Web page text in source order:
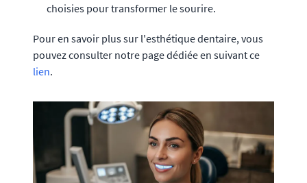
choisies pour transformer le sourire.
Pour en savoir plus sur l'esthétique dentaire, vous
pouvez consulter notre page dédiée en suivant ce
lien.